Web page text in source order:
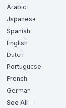
Arabic
Japanese
Spanish
English
Dutch
Portuguese
French
German
See All →